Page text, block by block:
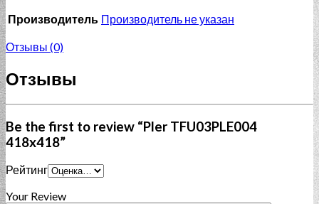
Производитель Производитель не указан
Отзывы (0)
Отзывы
Be the first to review “Pler TFU03PLE004
418x418”
Рейтинг
Your Review